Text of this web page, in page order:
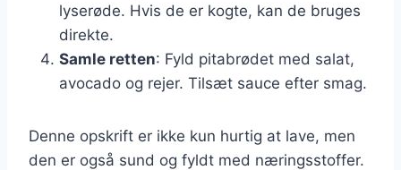
lyserøde. Hvis de er kogte, kan de bruges
direkte.
Samle retten: Fyld pitabrødet med salat,
avocado og rejer. Tilsæt sauce efter smag.
Denne opskrift er ikke kun hurtig at lave, men
den er også sund og fyldt med næringsstoffer.